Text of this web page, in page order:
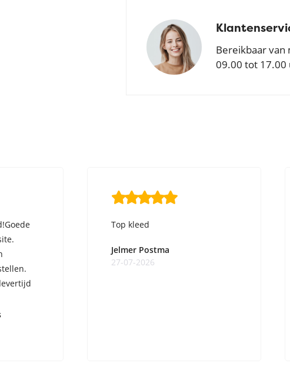
Bereikbaar van
09.00 tot 17.00
Top kleed
Jelmer Postma
27-07-2026